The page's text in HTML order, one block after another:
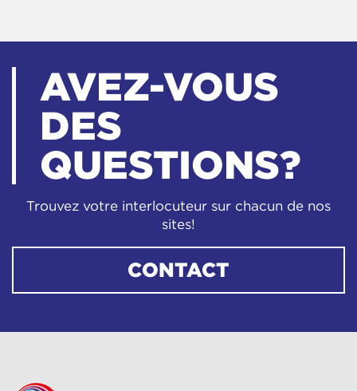
AVEZ-VOUS
DES
QUESTIONS?
Trouvez votre interlocuteur sur chacun de nos
sites!
CONTACT